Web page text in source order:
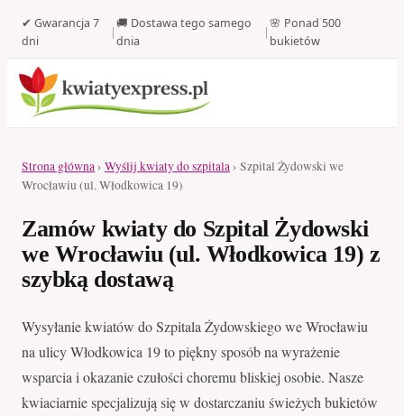
✔ Gwarancja 7
dni
|
🚚 Dostawa tego samego
dnia
|
🌸 Ponad 500
bukietów
Strona główna› Wyślij kwiaty do szpitala› Szpital Żydowski we
Wrocławiu (ul. Włodkowica 19)
Zamów kwiaty do Szpital Żydowski
we Wrocławiu (ul. Włodkowica 19) z
szybką dostawą
Wysyłanie kwiatów do Szpitala Żydowskiego we Wrocławiu
na ulicy Włodkowica 19 to piękny sposób na wyrażenie
wsparcia i okazanie czułości choremu bliskiej osobie. Nasze
kwiaciarnie specjalizują się w dostarczaniu świeżych bukietów